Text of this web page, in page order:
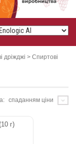
дріжджі > Спиртові
спаданням ціни
г)